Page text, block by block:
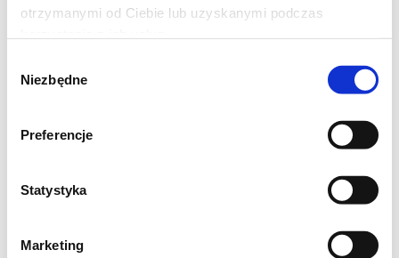
otrzymanymi od Ciebie lub uzyskanymi podczas
zgody
Niezbędne
Preferencje
Statystyka
Marketing